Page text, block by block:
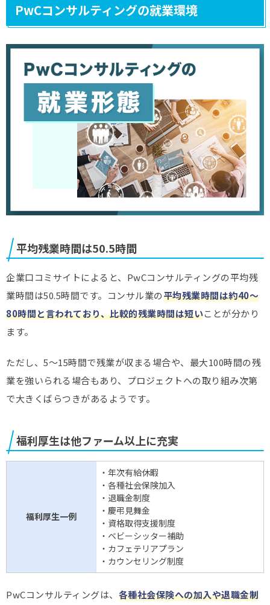
PwCコンサルティングの就業環境
平均残業時間は50.5時間
企業口コミサイトによると、PwCコンサルティングの平均残
業時間は50.5時間です。コンサル業の平均残業時間は約40～
80時間と言われており、比較的残業時間は短いことが分かり
ます。
ただし、5～15時間で残業が収まる場合や、最大100時間の残
業を強いられる場合もあり、プロジェクトへの取り組み次第
で大きくばらつきがあるようです。
福利厚生は他ファーム以上に充実
福利厚生一例
・年次有給休暇
・各種社会保険加入
・退職金制度
・慶弔見舞金
・資格取得支援制度
・ベビーシッター補助
・カフェテリアプラン
・カウンセリング制度
PwCコンサルティングは、 各種社会保険への加入や退職金制